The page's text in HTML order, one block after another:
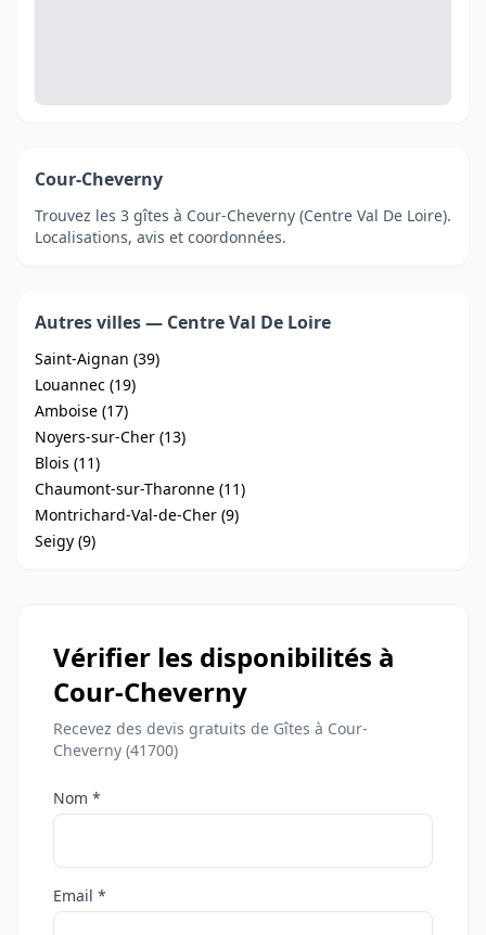
Cour-Cheverny
Trouvez les 3 gîtes à Cour-Cheverny (Centre Val De Loire).
Localisations, avis et coordonnées.
Autres villes — Centre Val De Loire
Saint-Aignan (39)
Louannec (19)
Amboise (17)
Noyers-sur-Cher (13)
Blois (11)
Chaumont-sur-Tharonne (11)
Montrichard-Val-de-Cher (9)
Seigy (9)
Vérifier les disponibilités à
Cour-Cheverny
Recevez des devis gratuits de Gîtes à Cour-
Cheverny (41700)
Nom *
Email *